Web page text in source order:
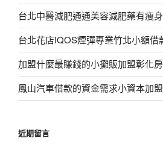
台北中醫減肥通通美容減肥藥有瘦
台北花店IQOS煙彈專業竹北小額
加盟什麼最賺錢的小攤販加盟彰化
鳳山汽車借款的資金需求小資本加
近期留言